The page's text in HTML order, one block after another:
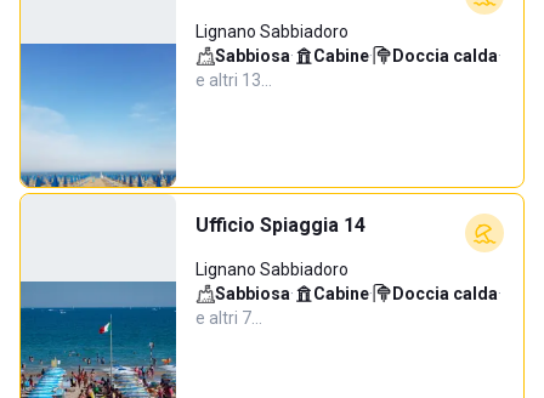
Lignano Sabbiadoro
Sabbiosa· Cabine· Doccia calda·
e altri 13…
Ufficio Spiaggia 14
Lignano Sabbiadoro
Sabbiosa· Cabine· Doccia calda·
e altri 7…